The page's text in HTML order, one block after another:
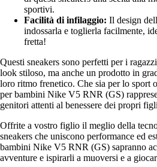
sportivi.
Facilità di infilaggio: Il design
indossarla e toglierla facilmente,
fretta!
Questi sneakers sono perfetti per i
look stiloso, ma anche un prodotto in
loro ritmo frenetico. Che sia per lo sport
per bambini Nike V5 RNR (GS)
genitori attenti al benessere dei propri
Offrite a vostro figlio il meglio della
sneakers che uniscono performance ed
bambini Nike V5 RNR (GS) sapranno
avventure e ispirarli a muoversi e a